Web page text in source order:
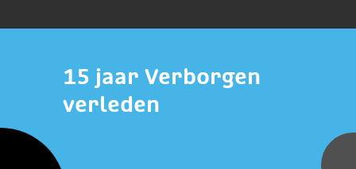
15 jaar Verborgen
verleden